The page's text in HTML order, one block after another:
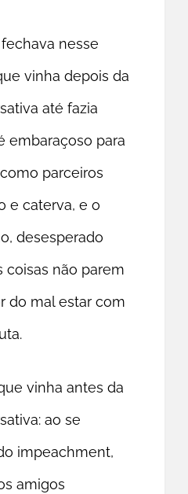
nesse
vinha depois da
até fazia
embaraçoso para
parceiros
e caterva, e o
desesperado
coisas não parem
do mal estar com
vinha antes da
ao se
impeachment,
amigos